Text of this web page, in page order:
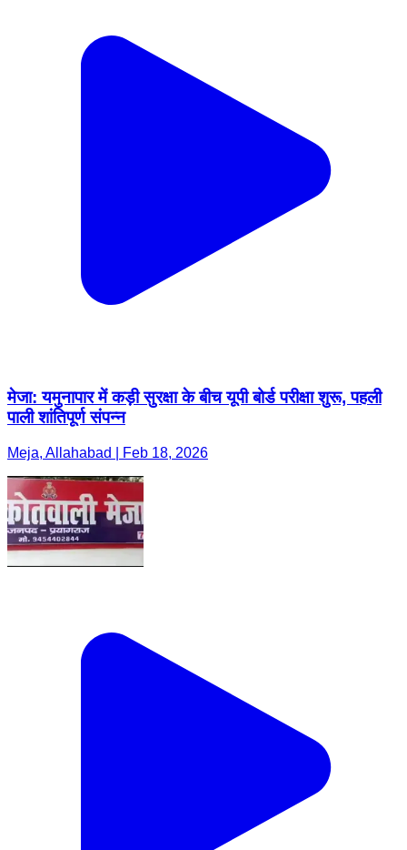
मेजा: यमुनापार में कड़ी सुरक्षा के बीच यूपी बोर्ड परीक्षा शुरू, पहली
पाली शांतिपूर्ण संपन्न
Meja, Allahabad | Feb 18, 2026